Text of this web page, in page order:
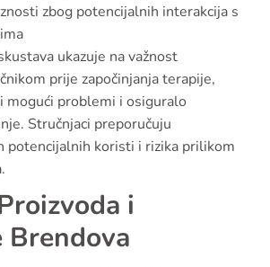
zbog potencijalnih interakcija s
ukazuje na važnost
prije započinjanja terapije,
mogući problemi i osiguralo
Stručnjaci preporučuju
potencijalnih koristi i rizika prilikom
i